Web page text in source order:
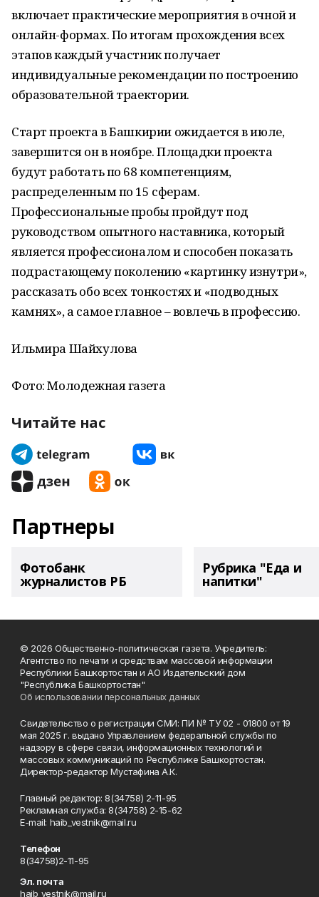
включает практические мероприятия в очной и
онлайн-формах. По итогам прохождения всех
этапов каждый участник получает
индивидуальные рекомендации по построению
образовательной траектории.
Старт проекта в Башкирии ожидается в июле,
завершится он в ноябре. Площадки проекта
будут работать по 68 компетенциям,
распределенным по 15 сферам.
Профессиональные пробы пройдут под
руководством опытного наставника, который
является профессионалом и способен показать
подрастающему поколению «картинку изнутри»,
рассказать обо всех тонкостях и «подводных
камнях», а самое главное – вовлечь в профессию.
Ильмира Шайхулова
Фото: Молодежная газета
Читайте нас
Партнеры
Фотобанк
журналистов РБ
Рубрика "Еда и
напитки"
© 2026 Общественно-политическая газета. Учредитель:
Агентство по печати и средствам массовой информации
Республики Башкортостан и АО Издательский дом
"Республика Башкортостан"
Об использовании персональных данных
Свидетельство о регистрации СМИ: ПИ № ТУ 02 - 01800 от 19
мая 2025 г. выдано Управлением федеральной службы по
надзору в сфере связи, информационных технологий и
массовых коммуникаций по Республике Башкортостан.
Директор-редактор Мустафина А.К.
Главный редактор: 8(34758) 2-11-95
Рекламная служба: 8(34758) 2-15-62
Е-mаil: haib_vestnik@mail.ru
Телефон
8(34758)2-11-95
Эл. почта
haib_vestnik@mail.ru